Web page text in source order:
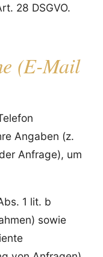
28 DSGVO.
(E-Mail
Angaben (z.
Anfrage), um
1 lit. b
sowie